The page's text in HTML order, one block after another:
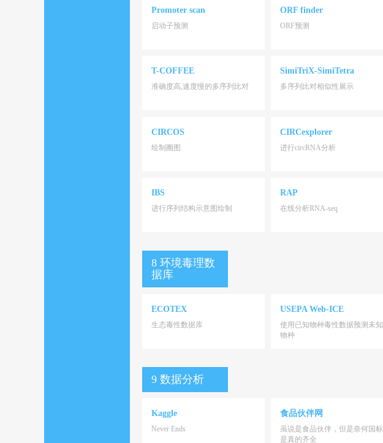
Promoter scan
启动子预测
ORF finder
ORF预测
T-COFFEE
准确度高,速度慢的多序列比对
SimiTriX-SimiTetra
多序列比对相似性展示
CIRCOS
绘制圈图
CIRCexplorer
进行circRNA分析
IBS
进行序列结构示意图绘制
RAP
在线分析RNA-seq
8 环境毒理数
据库
ECOTEX
生态毒性数据库
USEPA Web-ICE
使用已知物种毒性数据预测未知
物种
9 数据分析
Kaggle
Never Ends
食品伙伴网
虽说是食品伙伴，但是奈何国标
是真的齐全